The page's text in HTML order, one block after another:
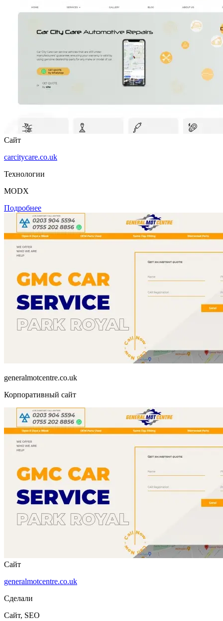
Сайт
carcitycare.co.uk
Технологии
MODX
Подробнее
generalmotcentre.co.uk
Корпоративный сайт
Сайт
generalmotcentre.co.uk
Сделали
Сайт, SEO